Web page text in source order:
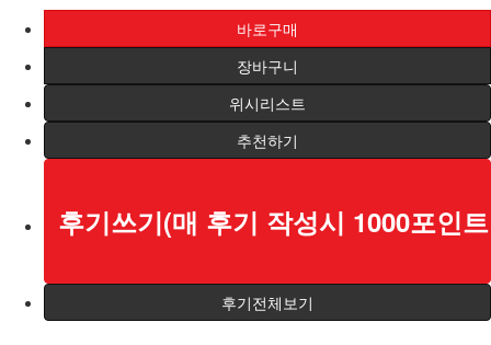
위시리스트
추천하기
후기쓰기(매 후기 작성시 1000포인
후기전체보기